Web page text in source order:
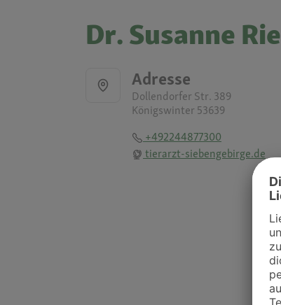
Dr. Susanne
Adresse
Dollendorfer Str. 389
Königswinter 53639
+492244877300
tierarzt-siebengebirge.de